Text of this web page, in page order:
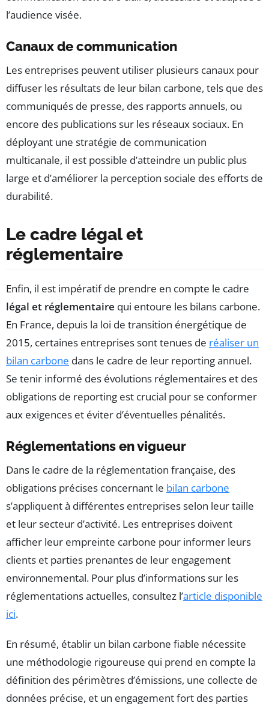
l’audience visée.
Canaux de communication
Les entreprises peuvent utiliser plusieurs canaux pour
diffuser les résultats de leur bilan carbone, tels que des
communiqués de presse, des rapports annuels, ou
encore des publications sur les réseaux sociaux. En
déployant une stratégie de communication
multicanale, il est possible d’atteindre un public plus
large et d’améliorer la perception sociale des efforts de
durabilité.
Le cadre légal et
réglementaire
Enfin, il est impératif de prendre en compte le cadre
légal et réglementaire qui entoure les bilans carbone.
En France, depuis la loi de transition énergétique de
2015, certaines entreprises sont tenues de réaliser un
bilan carbone dans le cadre de leur reporting annuel.
Se tenir informé des évolutions réglementaires et des
obligations de reporting est crucial pour se conformer
aux exigences et éviter d’éventuelles pénalités.
Réglementations en vigueur
Dans le cadre de la réglementation française, des
obligations précises concernant le bilan carbone
s’appliquent à différentes entreprises selon leur taille
et leur secteur d’activité. Les entreprises doivent
afficher leur empreinte carbone pour informer leurs
clients et parties prenantes de leur engagement
environnemental. Pour plus d’informations sur les
réglementations actuelles, consultez l’article disponible
ici.
En résumé, établir un bilan carbone fiable nécessite
une méthodologie rigoureuse qui prend en compte la
définition des périmètres d’émissions, une collecte de
données précise, et un engagement fort des parties